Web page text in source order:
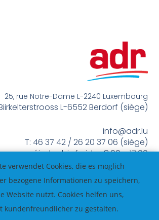
25, rue Notre-Dame L-2240 Luxembourg
Biirkelterstrooss L-6552 Berdorf (siège)
info@adr.lu
T: 46 37 42 / 26 20 37 06 (siège)
méindes bis freides 8:00 – 17:00
verwendet Cookies, die es möglich
bezogene Informationen zu speichern,
Website nutzt. Cookies helfen uns,
kundenfreundlicher zu gestalten.